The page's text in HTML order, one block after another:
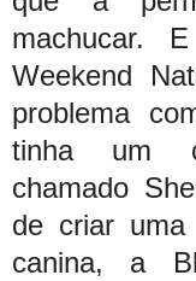
machucar.
Weekend
problema
tinha um
chamado
de criar uma
canina, a